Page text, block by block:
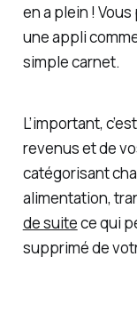
en a plein !
une appli
simple carnet.
L’important,
revenus et de
catégorisant
alimentation,
de suitece qui
supprimé de